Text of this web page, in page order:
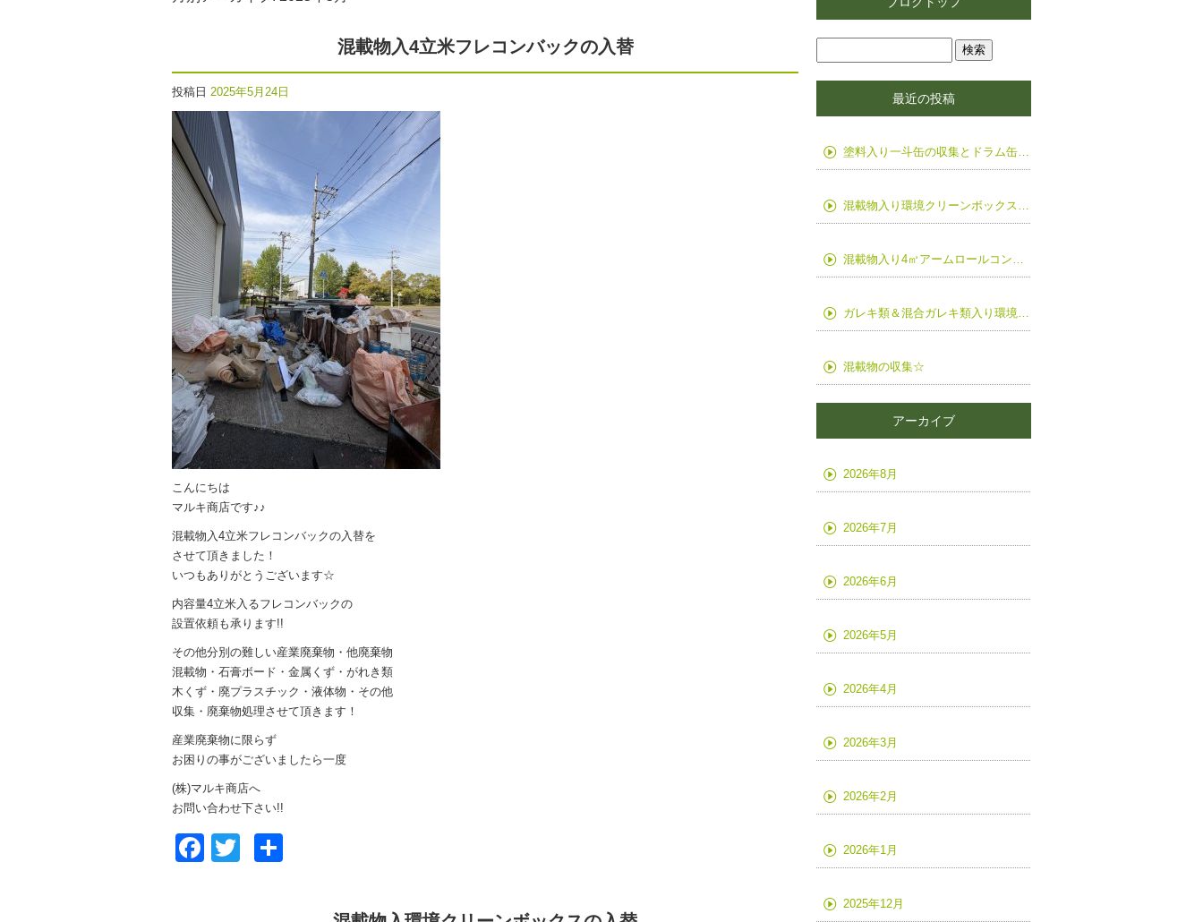
混載物入4立米フレコンバックの入替
投稿日 2025年5月24日
こんにちは
マルキ商店です♪♪
混載物入4立米フレコンバックの入替を
させて頂きました！
いつもありがとうございます☆
内容量4立米入るフレコンバックの
設置依頼も承ります!!
その他分別の難しい産業廃棄物・他廃棄物
混載物・石膏ボード・金属くず・がれき類
木くず・廃プラスチック・液体物・その他
収集・廃棄物処理させて頂きます！
産業廃棄物に限らず
お困りの事がございましたら一度
(株)マルキ商店へ
お問い合わせ下さい!!
Facebook
Twitter
最近の投稿
塗料入り一斗缶の収集とドラム缶の入替
混載物入り環境クリーンボックス(バッカン)の入替
混載物入り4㎥アームロールコンテナの入替
ガレキ類＆混合ガレキ類入り環境クリーンボックスの入替
混載物の収集☆
アーカイブ
2026年8月
2026年7月
2026年6月
2026年5月
2026年4月
2026年3月
2026年2月
2026年1月
2025年12月